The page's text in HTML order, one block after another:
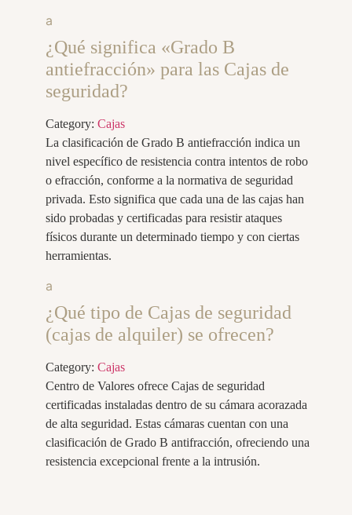
a
¿Qué significa «Grado B
antiefracción» para las Cajas de
seguridad?
Category: Cajas
La clasificación de Grado B antiefracción indica un
nivel específico de resistencia contra intentos de robo
o efracción, conforme a la normativa de seguridad
privada. Esto significa que cada una de las cajas han
sido probadas y certificadas para resistir ataques
físicos durante un determinado tiempo y con ciertas
herramientas.
a
¿Qué tipo de Cajas de seguridad
(cajas de alquiler) se ofrecen?
Category: Cajas
Centro de Valores ofrece Cajas de seguridad
certificadas instaladas dentro de su cámara acorazada
de alta seguridad. Estas cámaras cuentan con una
clasificación de Grado B antifracción, ofreciendo una
resistencia excepcional frente a la intrusión.